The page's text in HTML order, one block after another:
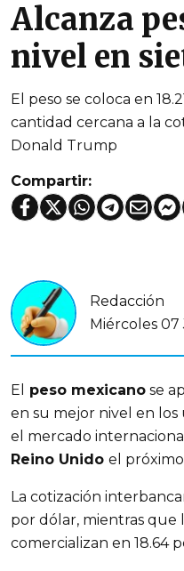
Alcanza
nivel en
El peso se coloca en
cantidad cercana a la
Donald Trump
Compartir:
Redacción
Miércoles 07
El peso mexicano se
en su mejor nivel en los
el mercado
Reino Unido el
La cotización
por dólar, mientras que
comercializan en 18.64